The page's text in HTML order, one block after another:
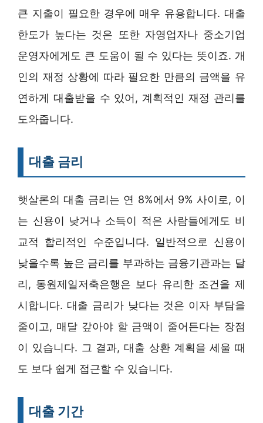
큰 지출이 필요한 경우에 매우 유용합니다. 대출
한도가 높다는 것은 또한 자영업자나 중소기업
운영자에게도 큰 도움이 될 수 있다는 뜻이죠. 개
인의 재정 상황에 따라 필요한 만큼의 금액을 유
연하게 대출받을 수 있어, 계획적인 재정 관리를
도와줍니다.
대출 금리
햇살론의 대출 금리는 연 8%에서 9% 사이로, 이
는 신용이 낮거나 소득이 적은 사람들에게도 비
교적 합리적인 수준입니다. 일반적으로 신용이
낮을수록 높은 금리를 부과하는 금융기관과는 달
리, 동원제일저축은행은 보다 유리한 조건을 제
시합니다. 대출 금리가 낮다는 것은 이자 부담을
줄이고, 매달 갚아야 할 금액이 줄어든다는 장점
이 있습니다. 그 결과, 대출 상환 계획을 세울 때
도 보다 쉽게 접근할 수 있습니다.
대출 기간